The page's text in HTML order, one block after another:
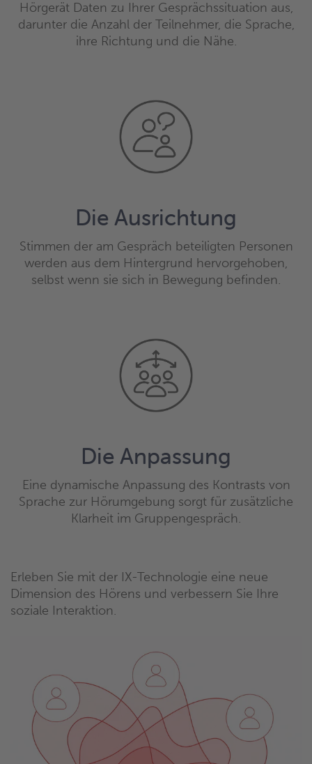
Hörgerät Daten zu Ihrer Gesprächssituation aus,
darunter die Anzahl der Teilnehmer, die Sprache,
ihre Richtung und die Nähe.
Die Ausrichtung
Stimmen der am Gespräch beteiligten Personen
werden aus dem Hintergrund hervorgehoben,
selbst wenn sie sich in Bewegung befinden.
Die Anpassung
Eine dynamische Anpassung des Kontrasts von
Sprache zur Hörumgebung sorgt für zusätzliche
Klarheit im Gruppengespräch.
Erleben Sie mit der IX-Technologie eine neue
Dimension des Hörens und verbessern Sie Ihre
soziale Interaktion.